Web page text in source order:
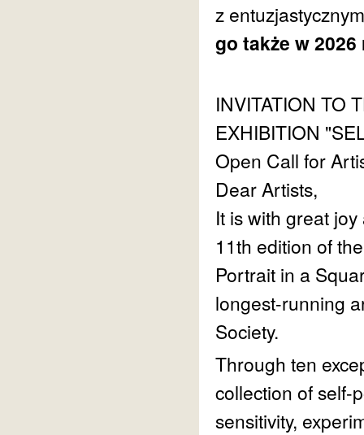
z
go także w
INVITATION TO
EXHIBITION
Open Call for
Dear Artists,
It is with great
11th edition of
Portrait in a
longest-running
Society.
Through ten
collection of self-
sensitivity,